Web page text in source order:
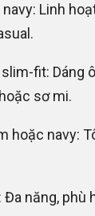
navy: Linh
fit: Dáng
sơ mi.
hoặc navy:
Đa năng, phù